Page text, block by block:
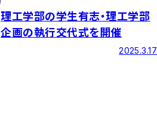
理工学部の学生有志・理工学部
企画の執行交代式を開催
2025.3.17